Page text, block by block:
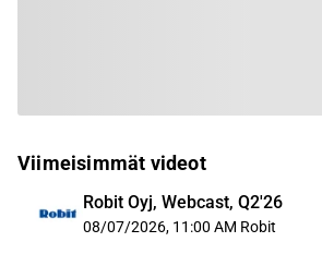
Viimeisimmät videot
Robit Oyj, Webcast, Q2'26
08/07/2026, 11:00 AM Robit